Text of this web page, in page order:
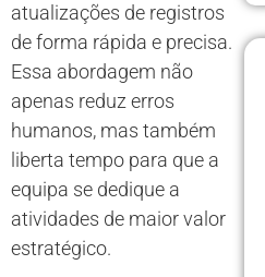
atualizações de registros
de forma rápida e precisa.
Essa abordagem não
apenas reduz erros
humanos, mas também
liberta tempo para que a
equipa se dedique a
atividades de maior valor
estratégico.